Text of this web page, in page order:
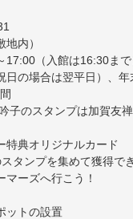
地内）
17:00（入館は16:30まで
日の場合は翌平日）、年
子のスタンプは加賀友
典オリジナルカード
タンプを集めて獲得で
マーズへ行こう！
ットの設置